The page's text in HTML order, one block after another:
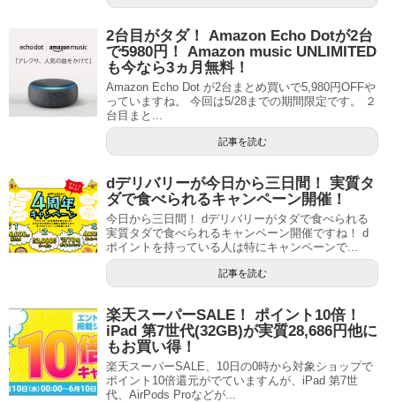
2台目がタダ！ Amazon Echo Dotが2台
で5980円！ Amazon music UNLIMITED
も今なら3ヵ月無料！
Amazon Echo Dot が2台まとめ買いで5,980円OFFや
っていますね。 今回は5/28までの期間限定です。 ２
台目まと...
記事を読む
dデリバリーが今日から三日間！ 実質タ
ダで食べられるキャンペーン開催！
今日から三日間！ dデリバリーがタダで食べられる
実質タダで食べられるキャンペーン開催ですね！ d
ポイントを持っている人は特にキャンペーンで...
記事を読む
楽天スーパーSALE！ ポイント10倍！
iPad 第7世代(32GB)が実質28,686円他に
もお買い得！
楽天スーパーSALE、10日の0時から対象ショップで
ポイント10倍還元がでていますんが、iPad 第7世
代、AirPods Proなどが...